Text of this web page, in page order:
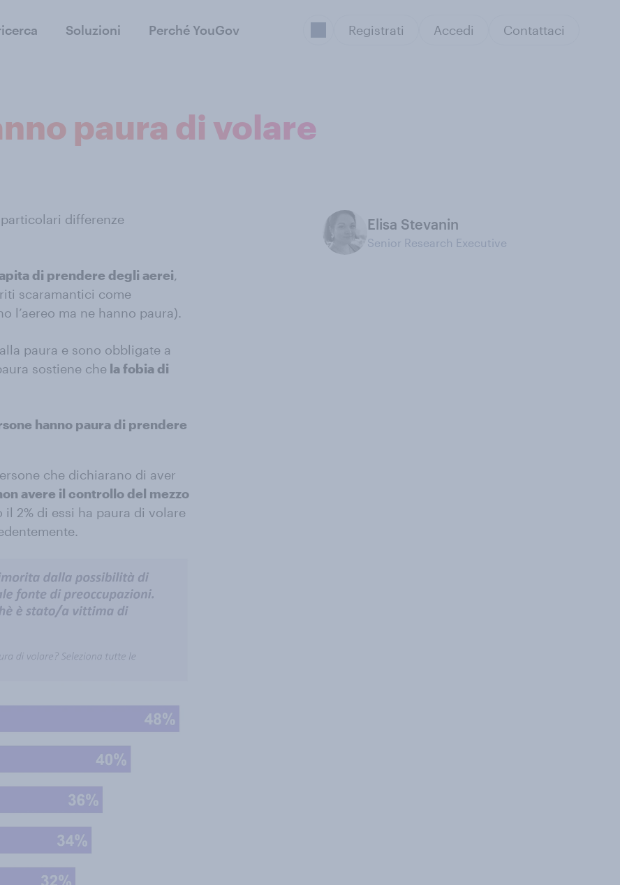
Soluzioni Perché YouGov Registrati Accedi Contattaci
paura di volare
particolari differenze
di prendere degli aerei,
scaramantici come
l’aereo ma ne hanno paura).
paura e sono obbligate a
sostiene che la fobia di
hanno paura di prendere
che dichiarano di aver
avere il controllo del mezzo
il 2% di essi ha paura di volare
Elisa Stevanin
Senior Research Executive